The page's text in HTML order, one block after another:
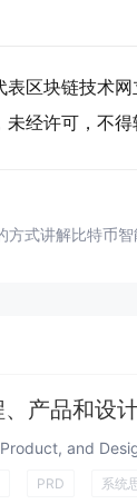
区块链技术网
经许可，不得
方式讲解比特币
产品和设
and
PRD 系统